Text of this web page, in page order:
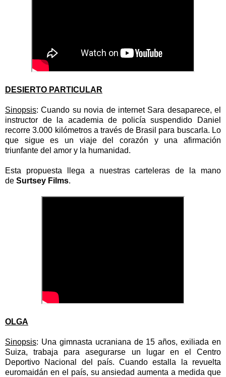
DESIERTO PARTICULAR
Sinopsis: Cuando su novia de internet Sara desaparece, el
instructor de la academia de policía suspendido Daniel
recorre 3.000 kilómetros a través de Brasil para buscarla. Lo
que sigue es un viaje del corazón y una afirmación
triunfante del amor y la humanidad.
Esta propuesta llega a nuestras carteleras de la mano
de Surtsey Films.
OLGA
Sinopsis: Una gimnasta ucraniana de 15 años, exiliada en
Suiza, trabaja para asegurarse un lugar en el Centro
Deportivo Nacional del país. Cuando estalla la revuelta
euromaidán en el país, su ansiedad aumenta a medida que